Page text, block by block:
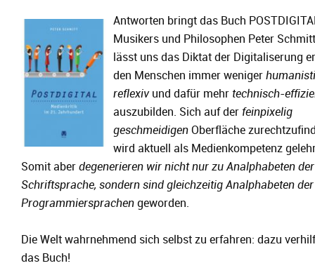
Antworten bringt das Buch
Musikers und Philosophen Peter
lässt uns das Diktat der Digitaliserung
den Menschen immer weniger
reflexivund dafür mehr technisch-
auszubilden. Sich auf der feinpixelig
geschmeidigen Oberfläche
wird aktuell als Medienkompetenz
Somit aber degenerieren wir nicht nur zu Analphabeten der
Schriftsprache, sondern sind gleichzeitig Analphabeten der
Programmiersprachen geworden.
Die Welt wahrnehmend sich selbst zu erfahren: dazu
das Buch!